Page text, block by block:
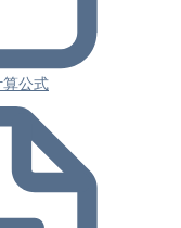
算公式